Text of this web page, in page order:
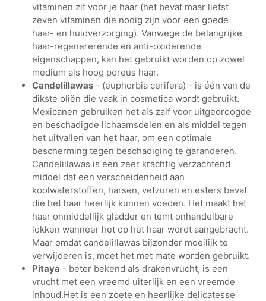
vitaminen zit voor je haar (het bevat maar liefst
zeven vitaminen die nodig zijn voor een goede
haar- en huidverzorging). Vanwege de belangrijke
haar-regenererende en anti-oxiderende
eigenschappen, kan het gebruikt worden op zowel
medium als hoog poreus haar.
Candelillawas - (euphorbia cerifera) - is één van de
dikste oliën die vaak in cosmetica wordt gebruikt.
Mexicanen gebruiken het als zalf voor uitgedroogde
en beschadigde lichaamsdelen en als middel tegen
het uitvallen van het haar, om een optimale
bescherming tegen beschadiging te garanderen.
Candelillawas is een zeer krachtig verzachtend
middel dat een verscheidenheid aan
koolwaterstoffen, harsen, vetzuren en esters bevat
die het haar heerlijk kunnen voeden. Het maakt het
haar onmiddellijk gladder en temt onhandelbare
lokken wanneer het op het haar wordt aangebracht.
Maar omdat candelillawas bijzonder moeilijk te
verwijderen is, moet het met mate worden gebruikt.
Pitaya - beter bekend als drakenvrucht, is een
vrucht met een vreemd uiterlijk en een vreemde
inhoud.Het is een zoete en heerlijke delicatesse